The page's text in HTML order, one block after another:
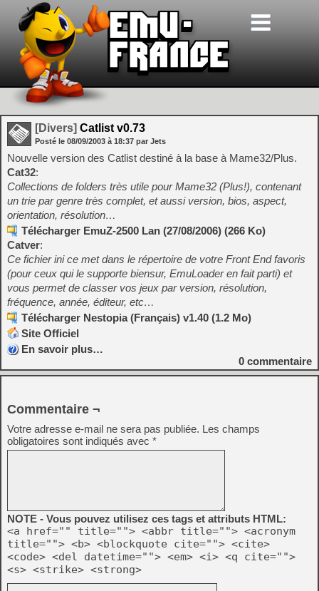
[Divers] Catlist v0.73
Posté le 08/09/2003 à 18:37 par Jets
Nouvelle version des Catlist destiné à la base à Mame32/Plus.
Cat32:
Collections de folders très utile pour Mame32 (Plus!), contenant
un trie par genre très complet, et aussi version, bios, aspect,
orientation, résolution…
Télécharger EmuZ-2500 Lan (27/08/2006) (266 Ko)
Catver:
Ce fichier ini ce met dans le répertoire de votre Front End favoris
(pour ceux qui le supporte biensur, EmuLoader en fait parti) et
vous permet de classer vos jeux par version, résolution,
fréquence, année, éditeur, etc…
Télécharger Nestopia (Français) v1.40 (1.2 Mo)
Site Officiel
En savoir plus…
0 commentaire
Commentaire ¬
Votre adresse e-mail ne sera pas publiée. Les champs
obligatoires sont indiqués avec *
NOTE - Vous pouvez utilisez ces tags et attributs HTML:
<a href="" title=""> <abbr title=""> <acronym
title=""> <b> <blockquote cite=""> <cite>
<code> <del datetime=""> <em> <i> <q cite="">
<s> <strike> <strong>